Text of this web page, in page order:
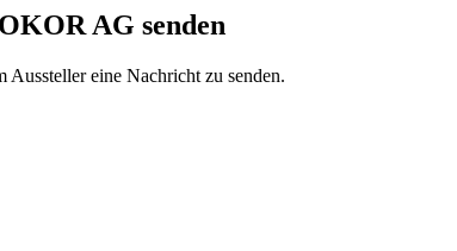
AG senden
Aussteller eine Nachricht zu senden.